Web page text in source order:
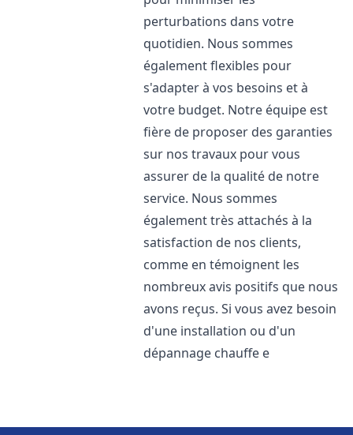
perturbations dans votre
quotidien. Nous sommes
également flexibles pour
s'adapter à vos besoins et à
votre budget. Notre équipe est
fière de proposer des garanties
sur nos travaux pour vous
assurer de la qualité de notre
service. Nous sommes
également très attachés à la
satisfaction de nos clients,
comme en témoignent les
nombreux avis positifs que nous
avons reçus. Si vous avez besoin
d'une installation ou d'un
dépannage chauffe e